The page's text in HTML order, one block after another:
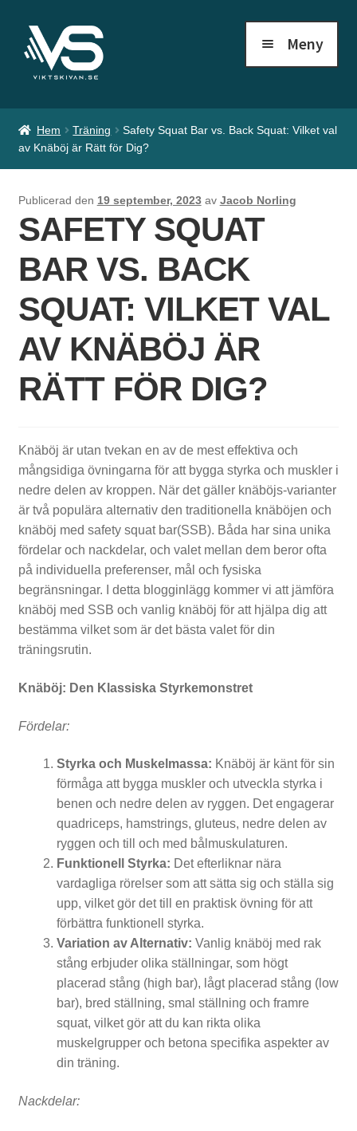
Hoppa
till
navigering
Hoppa
till
innehåll
Meny
S
t
ä
g
r
i
k
t
s
k
i
v
r
H
a
n
t
l
r
&
K
e
Hem Träning
Safety Squat Bar vs. Back Squat: Vilket val
av Knäböj är Rätt för Dig?
Publicerad den 19 september, 2023 av Jacob Norling
SAFETY SQUAT
BAR VS. BACK
SQUAT: VILKET VAL
AV KNÄBÖJ ÄR
RÄTT FÖR DIG?
Knäböj är utan tvekan en av de mest effektiva och
mångsidiga övningarna för att bygga styrka och muskler i
nedre delen av kroppen. När det gäller knäböjs-varianter
är två populära alternativ den traditionella knäböjen och
knäböj med safety squat bar(SSB). Båda har sina unika
fördelar och nackdelar, och valet mellan dem beror ofta
på individuella preferenser, mål och fysiska
begränsningar. I detta blogginlägg kommer vi att jämföra
knäböj med SSB och vanlig knäböj för att hjälpa dig att
bestämma vilket som är det bästa valet för din
träningsrutin.
Knäböj: Den Klassiska Styrkemonstret
Fördelar:
Styrka och Muskelmassa: Knäböj är känt för sin
förmåga att bygga muskler och utveckla styrka i
benen och nedre delen av ryggen. Det engagerar
quadriceps, hamstrings, gluteus, nedre delen av
ryggen och till och med bålmuskulaturen.
Funktionell Styrka: Det efterliknar nära
vardagliga rörelser som att sätta sig och ställa sig
upp, vilket gör det till en praktisk övning för att
förbättra funktionell styrka.
Variation av Alternativ: Vanlig knäböj med rak
stång erbjuder olika ställningar, som högt
placerad stång (high bar), lågt placerad stång (low
bar), bred ställning, smal ställning och framre
squat, vilket gör att du kan rikta olika
muskelgrupper och betona specifika aspekter av
din träning.
Nackdelar: